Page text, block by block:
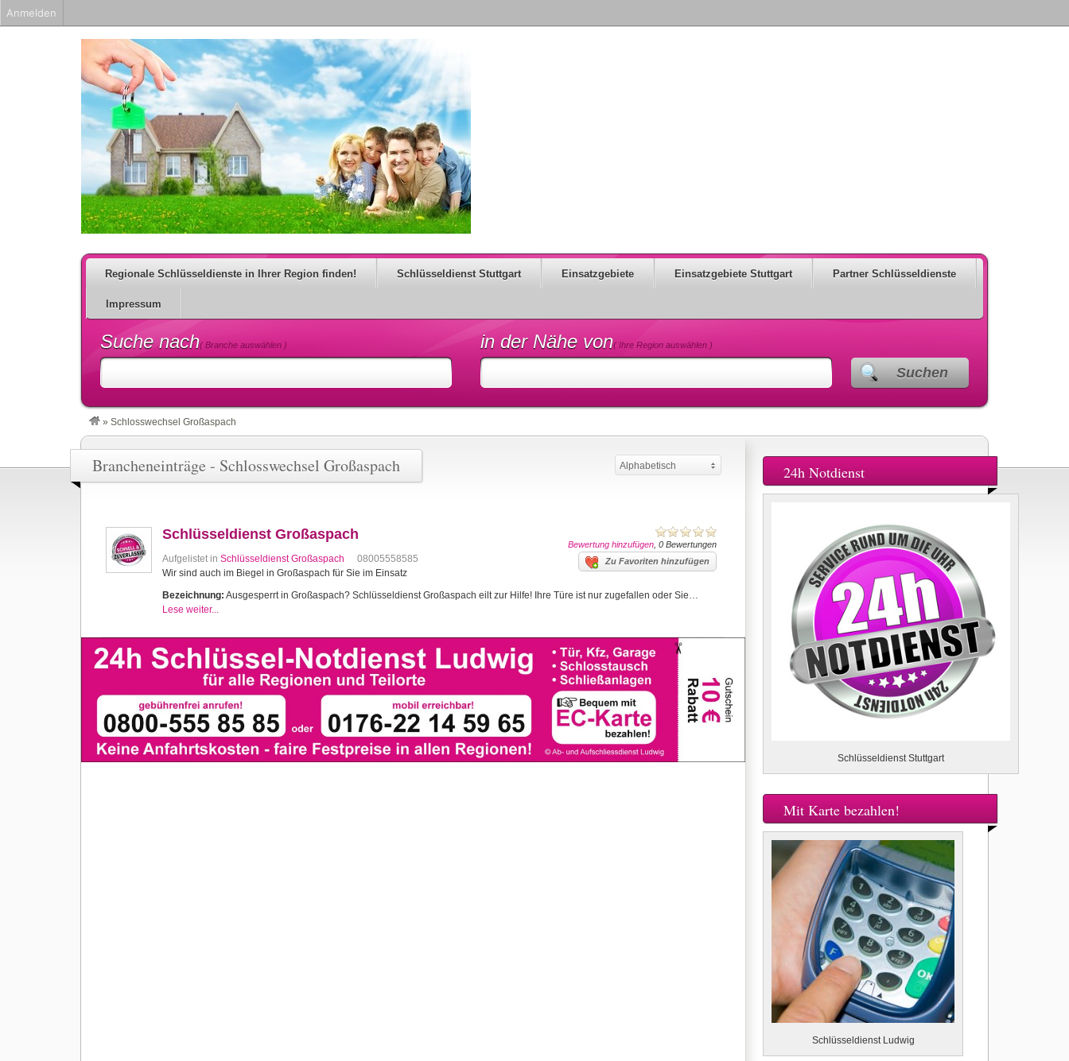
Regionale Schlüsseldienste in Ihrer Region finden! Schlüsseldienst Stuttgart Einsatzgebiete Einsatzgebiete Stuttgart Partner Schlüsseldienste
Impressum
Suche nach( Branche auswählen ) in der Nähe von( Ihre Region auswählen )
Suchen
» Schlosswechsel Großaspach
Brancheneinträge - Schlosswechsel Großaspach Alphabetisch
Bewertung hinzufügen , 0 Bewertungen
Schlüsseldienst Großaspach
Aufgelistet in Schlüsseldienst Großaspach Zu Favoriten hinzufügen
08005558585
Wir sind auch im Biegel in Großaspach für Sie im Einsatz
Bezeichnung: Ausgesperrt in Großaspach? Schlüsseldienst Großaspach eilt zur Hilfe! Ihre Türe ist nur zugefallen oder Sie…
Lese weiter...
24h Notdienst
Schlüsseldienst Stuttgart
Mit Karte bezahlen!
Schlüsseldienst Ludwig
Anmelden